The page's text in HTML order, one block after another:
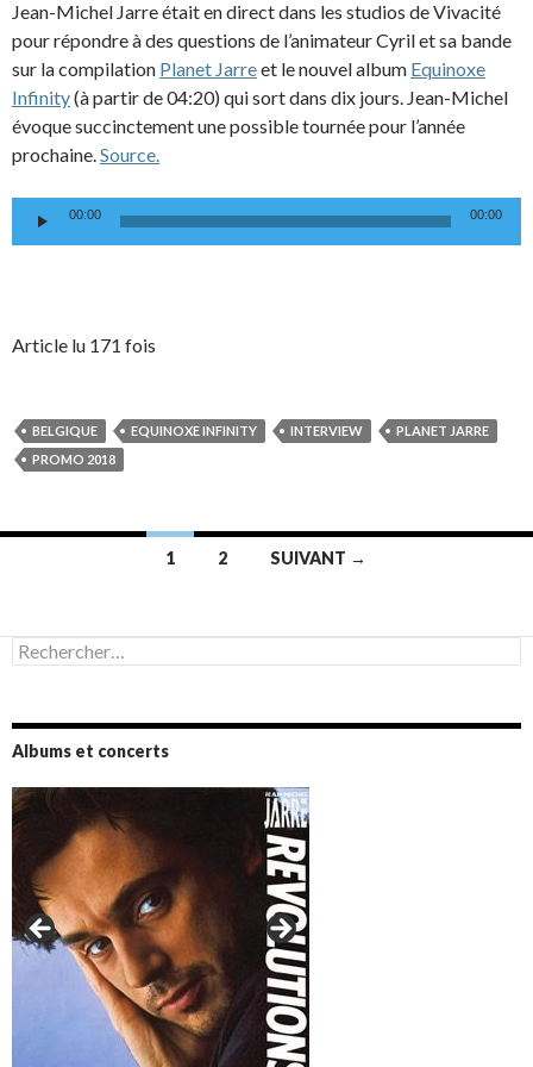
Jean-Michel Jarre était en direct dans les studios de Vivacité
pour répondre à des questions de l’animateur Cyril et sa bande
sur la compilation Planet Jarreet le nouvel album Equinoxe
Infinity(à partir de 04:20) qui sort dans dix jours. Jean-Michel
évoque succinctement une possible tournée pour l’année
prochaine. Source.
Lecteur00:00 00:00
Article lu 171 fois
BELGIQUE EQUINOXE INFINITY INTERVIEW
PLANET JARRE
PROMO 2018
articles
1 2 SUIVANT →
Rechercher :
Albums et concerts